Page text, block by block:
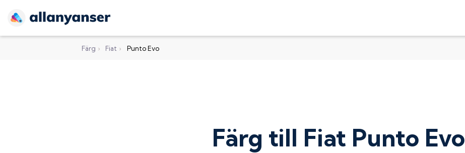
Färg › Fiat › Punto Evo
Färg till Fiat Punto Evo